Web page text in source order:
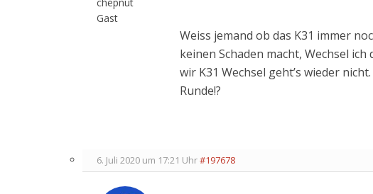
Gast
Weiss jemand ob das K31 immer
keinen Schaden macht, Wechsel
wir K31 Wechsel geht’s wieder
Runde!?
6. Juli 2020 um 17:21 Uhr#197678